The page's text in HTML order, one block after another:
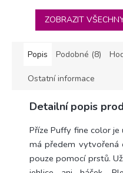
ZOBRAZIT
Popis Podobné (8)
Ostatní informace
Detailní popis
Příze Puffy fine color
má předem vytvořená
pouze pomocí prstů.